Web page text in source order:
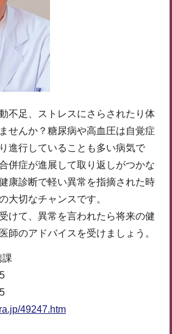
不足、ストレスにさらされたり体
せんか？糖尿病や高血圧は自覚症
進行していることも多い病気で
併症が進展して取り返しがつかな
康診断で軽い異常を指摘された時
大切なチャンスです。
けて、異常を言われたら将来の健
師のアドバイスを受けましょう。
課
49247.htm